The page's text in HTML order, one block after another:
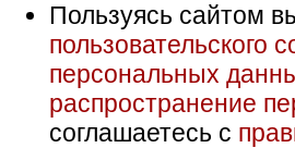
Пользуясь сайтом
пользовательского
персональных
распространение
соглашаетесь с